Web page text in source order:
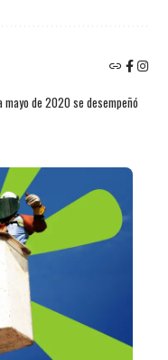
de 2020 se desempeñó